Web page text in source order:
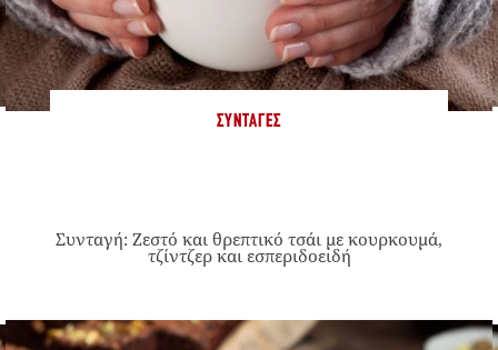
ΣΥΝΤΑΓΈΣ
Συνταγή: Ζεστό και θρεπτικό τσάι με κουρκουμά,
τζίντζερ και εσπεριδοειδή